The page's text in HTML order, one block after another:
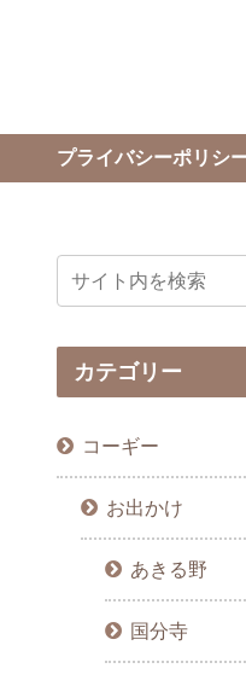
プライバシーポリシ
カテゴリー
コーギー
お出かけ
あきる野
国分寺